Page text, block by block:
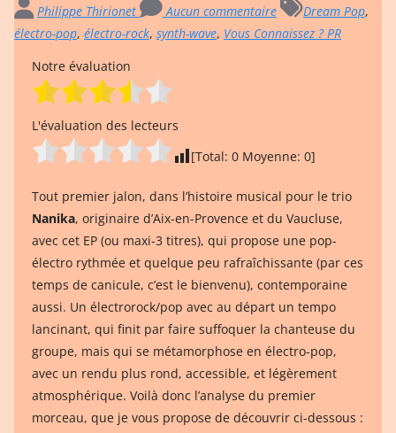
Philippe Thirionet
Aucun commentaire Dream Pop,
électro-pop, électro-rock, synth-wave, Vous Connaissez ? PR
Notre évaluation
L'évaluation des lecteurs
[Total: 0 Moyenne: 0]
Tout premier jalon, dans l’histoire musical pour le trio
Nanika, originaire d’Aix-en-Provence et du Vaucluse,
avec cet EP (ou maxi-3 titres), qui propose une pop-
électro rythmée et quelque peu rafraîchissante (par ces
temps de canicule, c’est le bienvenu), contemporaine
aussi. Un électrorock/pop avec au départ un tempo
lancinant, qui finit par faire suffoquer la chanteuse du
groupe, mais qui se métamorphose en électro-pop,
avec un rendu plus rond, accessible, et légèrement
atmosphérique. Voilà donc l’analyse du premier
morceau, que je vous propose de découvrir ci-dessous :